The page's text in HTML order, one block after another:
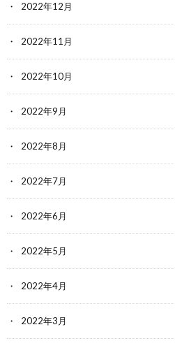
2022年12月
2022年11月
2022年10月
2022年9月
2022年8月
2022年7月
2022年6月
2022年5月
2022年4月
2022年3月